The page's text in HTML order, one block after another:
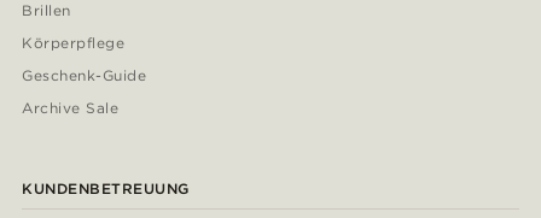
Brillen
Körperpflege
Geschenk-Guide
Archive Sale
KUNDENBETREUUNG